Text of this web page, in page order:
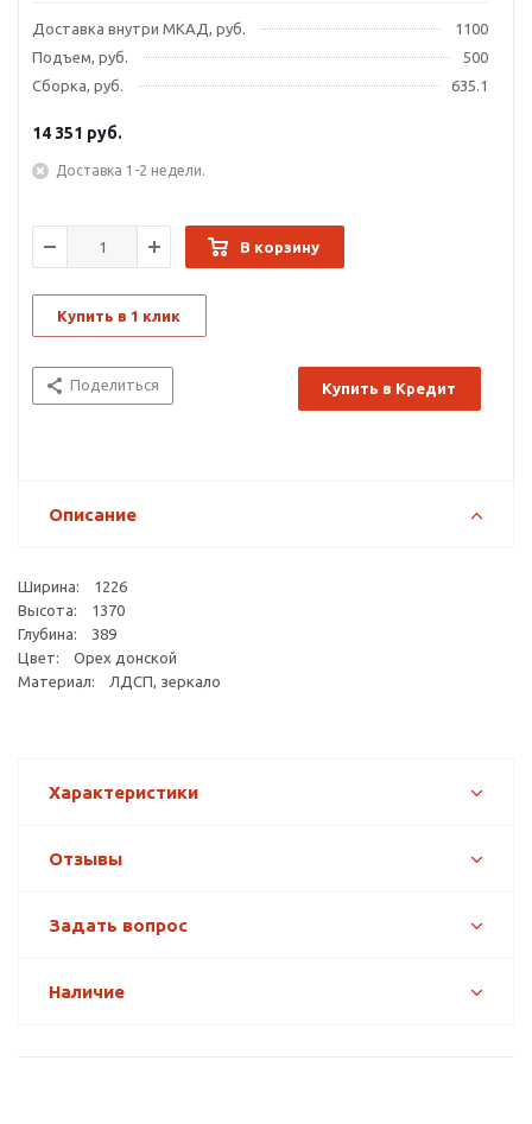
Доставка внутри МКАД, руб.
1100
Подъем, руб.
500
Сборка, руб.
635.1
14 351 руб.
Доставка 1-2 недели.
В корзину
Купить в 1 клик
Поделиться Купить в Кредит
Описание
Ширина: 1226
Высота: 1370
Глубина: 389
Цвет: Орех донской
Материал: ЛДСП, зеркало
Характеристики
Отзывы
Задать вопрос
Наличие